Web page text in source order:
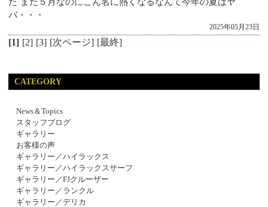
バ・・・
2025年05月23日
[1] [2] [3] [次ページ] [最終]
CATEGORY
News＆Topics
スタッフブログ
ギャラリー
お客様の声
ギャラリー／ハイラックス
ギャラリー／ハイラックスサーフ
ギャラリー／FJクルーザー
ギャラリー／ランクル
ギャラリー／デリカ